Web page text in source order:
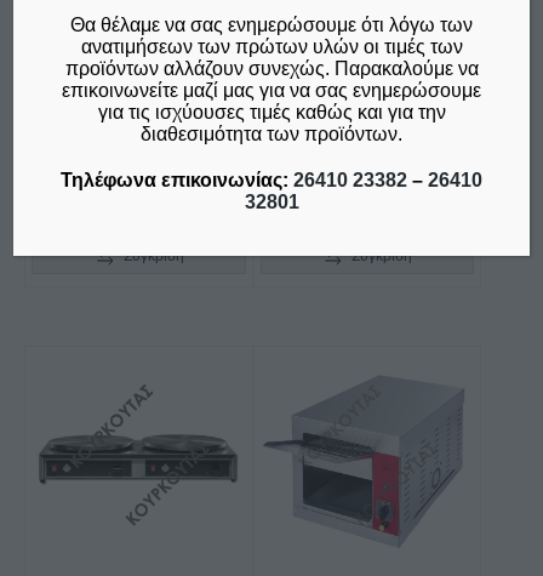
SALAMANDER GRILL
SAL 45 M&M
280,00
δεν συμπεριλαμβάνεται ο
Σύγκριση
ΜΟΝΟ ΛΕΙΟ Ή Ρ
ΑΒΔΩΤΟ M
M3.5/400V M&M
€335,00
δεν συμπεριλαμβάνεται ο
επιλεγούν
στη
σελίδα
του
Σύγκριση
Θα θέλαμε να σας ενημερώσουμε ότι λόγω των
ανατιμήσεων των πρώτων υλών οι τιμές των
προϊόντων αλλάζουν συνεχώς. Παρακαλούμε να
επικοινωνείτε μαζί μας για να σας ενημερώσουμε
για τις ισχύουσες τιμές καθώς και για την
διαθεσιμότητα των προϊόντων.
Τηλέφωνα επικοινωνίας: 26410 23382 – 26410
32801